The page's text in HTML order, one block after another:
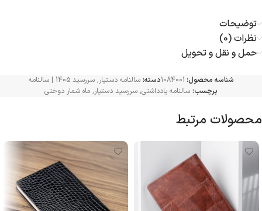
توضیحات
نظرات (0)
حمل و نقل و تحویل
شناسه محصول: 1084001دسته: سالنامه دستیار, سررسید 1405 | سالنامه
برچسب: سالنامه یادداشتی, سررسید دستیار, ماه شمار دوختی
محصولات مرتبط